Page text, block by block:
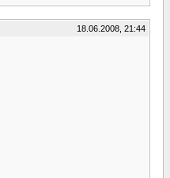
18.06.2008, 21:44